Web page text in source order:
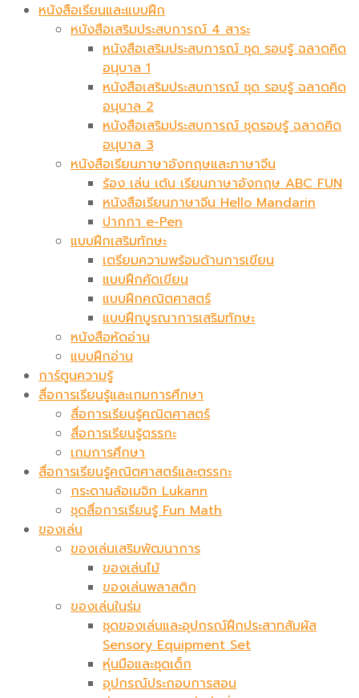
หนังสือเรียนและแบบฝึก
หนังสือเสริมประสบการณ์ 4 สาระ
หนังสือเสริมประสบการณ์ ชุด รอบรู้ ฉลาดคิด
อนุบาล 1
หนังสือเสริมประสบการณ์ ชุด รอบรู้ ฉลาดคิด
อนุบาล 2
หนังสือเสริมประสบการณ์ ชุดรอบรู้ ฉลาดคิด
อนุบาล 3
หนังสือเรียนภาษาอังกฤษและภาษาจีน
ร้อง เล่น เต้น เรียนภาษาอังกฤษ ABC FUN
หนังสือเรียนภาษาจีน Hello Mandarin
ปากกา e-Pen
แบบฝึกเสริมทักษะ
เตรียมความพร้อมด้านการเขียน
แบบฝึกคัดเขียน
แบบฝึกคณิตศาสตร์
แบบฝึกบูรณาการเสริมทักษะ
หนังสือหัดอ่าน
แบบฝึกอ่าน
การ์ตูนความรู้
สื่อการเรียนรู้และเกมการศึกษา
สื่อการเรียนรู้คณิตศาสตร์
สื่อการเรียนรู้ตรรกะ
เกมการศึกษา
สื่อการเรียนรู้คณิตศาสตร์และตรรกะ
กระดานล้อเมจิก​ Lukann
ชุดสื่อการเรียนรู้ Fun Math
ของเล่น
ของเล่นเสริมพัฒนาการ
ของเล่นไม้
ของเล่นพลาสติก
ของเล่นในร่ม
ชุดของเล่นและอุปกรณ์ฝึกประสาทสัมผัส
Sensory Equipment Set
หุ่นมือและชุดเด็ก
อุปกรณ์ประกอบการสอน